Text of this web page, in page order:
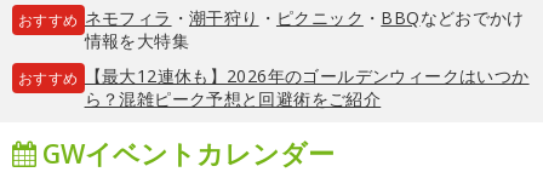
おすすめ ネモフィラ ・ 潮干狩り ・ ピクニック ・ BBQなどおでかけ
情報を大特集
おすすめ
【最大12連休も】2026年のゴールデンウィークはいつか
ら？混雑ピーク予想と回避術をご紹介
GWイベントカレンダー